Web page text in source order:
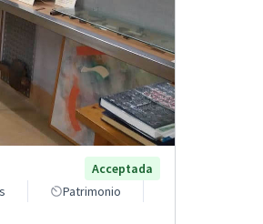
Acceptada
Patrimonio